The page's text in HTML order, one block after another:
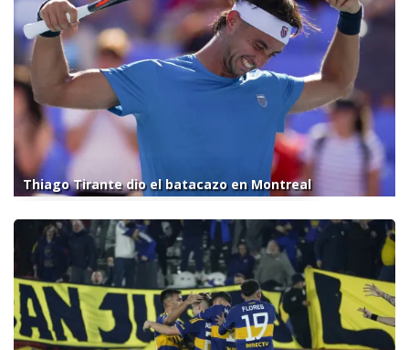
Thiago Tirante dio el batacazo en Montreal